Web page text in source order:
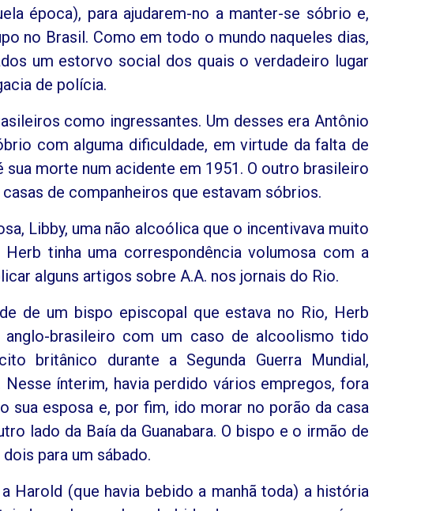
época), para ajudarem-no a manter-se sóbrio e,
no Brasil. Como em todo o mundo naqueles dias,
um estorvo social dos quais o verdadeiro lugar
de polícia.
como ingressantes. Um desses era Antônio
com alguma dificuldade, em virtude da falta de
morte num acidente em 1951. O outro brasileiro
de companheiros que estavam sóbrios.
Libby, uma não alcoólica que o incentivava muito
tinha uma correspondência volumosa com a
alguns artigos sobre A.A. nos jornais do Rio.
de um bispo episcopal que estava no Rio, Herb
brasileiro com um caso de alcoolismo tido
britânico durante a Segunda Guerra Mundial,
ínterim, havia perdido vários empregos, fora
sua esposa e, por fim, ido morar no porão da casa
lado da Baía da Guanabara. O bispo e o irmão de
para um sábado.
Harold (que havia bebido a manhã toda) a história